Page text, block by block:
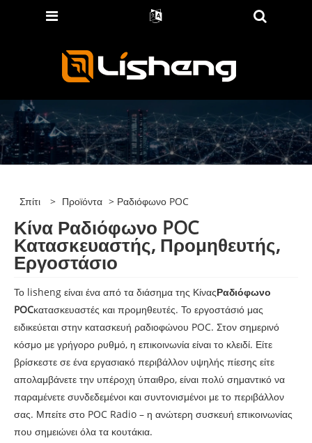
Σπίτι > Προϊόντα > Ραδιόφωνο POC
Κίνα Ραδιόφωνο POC
Κατασκευαστής, Προμηθευτής,
Εργοστάσιο
Το lisheng είναι ένα από τα διάσημα της ΚίναςΡαδιόφωνο
POCκατασκευαστές και προμηθευτές. Το εργοστάσιό μας
ειδικεύεται στην κατασκευή ραδιοφώνου POC. Στον σημερινό
κόσμο με γρήγορο ρυθμό, η επικοινωνία είναι το κλειδί. Είτε
βρίσκεστε σε ένα εργασιακό περιβάλλον υψηλής πίεσης είτε
απολαμβάνετε την υπέροχη ύπαιθρο, είναι πολύ σημαντικό να
παραμένετε συνδεδεμένοι και συντονισμένοι με το περιβάλλον
σας. Μπείτε στο POC Radio – η ανώτερη συσκευή επικοινωνίας
που σημειώνει όλα τα κουτάκια.